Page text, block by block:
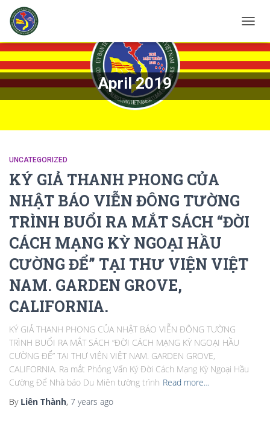
April 2019
UNCATEGORIZED
KÝ GIẢ THANH PHONG CỦA
NHẬT BÁO VIỄN ĐÔNG TƯỜNG
TRÌNH BUỔI RA MẮT SÁCH “ĐỜI
CÁCH MẠNG KỲ NGOẠI HẦU
CƯỜNG ĐỂ” TẠI THƯ VIỆN VIỆT
NAM. GARDEN GROVE,
CALIFORNIA.
KÝ GIẢ THANH PHONG CỦA NHẬT BÁO VIỄN ĐÔNG TƯỜNG
TRÌNH BUỔI RA MẮT SÁCH “ĐỜI CÁCH MẠNG KỲ NGOẠI HẦU
CƯỜNG ĐỂ” TẠI THƯ VIỆN VIỆT NAM. GARDEN GROVE,
CALIFORNIA. Ra mắt Phỏng Vấn Ký Đời Cách Mạng Kỳ Ngoại Hầu
Cường Để Nhà báo Du Miên tường trình Read more…
By Liên Thành, 7 years ago